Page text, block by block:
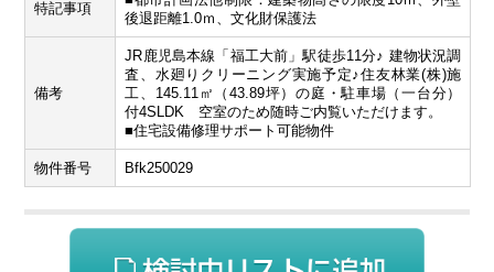
特記事項
後退距離1.0ｍ、文化財保護法
備考
JR鹿児島本線「福工大前」駅徒歩11分♪ 建物状況調
査、水廻りクリーニング実施予定♪住友林業(株)施
工、145.11㎡（43.89坪）の庭・駐車場（一台分）
付4SLDK 空室のため随時ご内覧いただけます。
■住宅設備修理サポート可能物件
物件番号 Bfk250029